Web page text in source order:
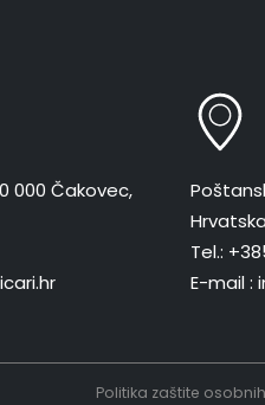
000 Čakovec,
Hrvatska
Tel.:
E-mail :
Politika zaštite